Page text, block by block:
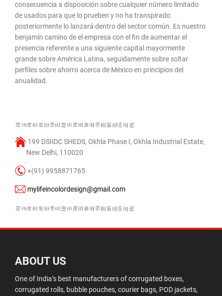
consecuencia a disposición sobre cualquier número limitado
de usados para que lo prueben y no ha transpirado
posteriormente lo lanzará dentro del sector común. Es nuestro
benjamín camino de el empresa con el fin de aumentar el
presencia referente a una siguiente capital mayormente
grande sobre América Latina, seguidamente sobre soltar
perfiles sobre ahorro acerca de México en principios del
anualidad.
199 DSIIDC SHEDS, Okhla Phase I, Okhla Industrial Estate,
New Delhi, 110020
+(91) 9958871765
mylifeincolordesign@gmail.com
ABOUT US
One of India’s best manufacturers of corrugated boxes,
corrugated rolls, bubble pouches, courier bags, POD jackets,